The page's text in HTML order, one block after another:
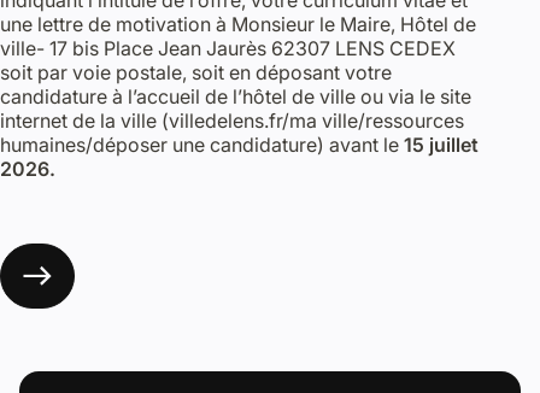
une lettre de motivation à Monsieur le Maire, Hôtel de
ville- 17 bis Place Jean Jaurès 62307 LENS CEDEX
soit par voie postale, soit en déposant votre
candidature à l’accueil de l’hôtel de ville ou via le site
internet de la ville (villedelens.fr/ma ville/ressources
humaines/déposer une candidature) avant le 15 juillet
2026.